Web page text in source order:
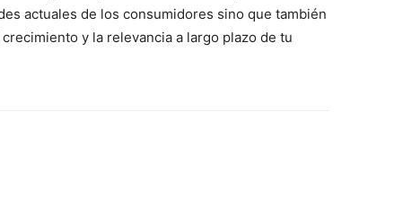
actuales de los consumidores sino que también
y la relevancia a largo plazo de tu